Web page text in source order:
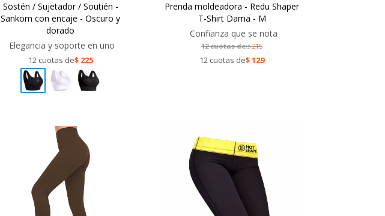
Sostén / Sujetador / Soutién -
Sankom con encaje - Oscuro y
dorado
Elegancia y soporte en uno
12 cuotas de$ 225
Prenda moldeadora - Redu Shaper
T-Shirt Dama - M
Confianza que se nota
12 cuotas de:$215
12 cuotas de$129